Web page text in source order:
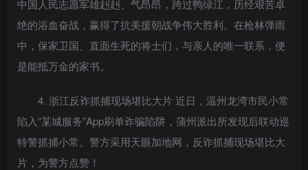
中国人民志愿军雄赳赳、气昂昂，跨过鸭绿江，历经艰苦卓
绝的浴血奋战，赢得了抗美援朝战争伟大胜利。在枪林弹雨
中，保家卫国、直面生死的将士们，与亲人的唯一联系，便
是能抵万金的家书。
4. 浙江反诈抓捕现场堪比大片 近日，温州龙湾市民小常
陷入“某城服务”App刷单诈骗陷阱，蒲州派出所发现后联动巡
特警抓捕小常。警方采用天眼加地网，反诈抓捕现场堪比大
片，为警方点赞！